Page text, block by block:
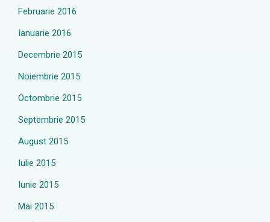
Februarie 2016
Ianuarie 2016
Decembrie 2015
Noiembrie 2015
Octombrie 2015
Septembrie 2015
August 2015
Iulie 2015
Iunie 2015
Mai 2015